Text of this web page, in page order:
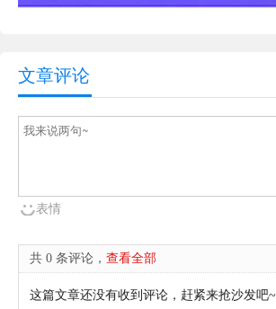
文章评论
表情
共 0 条评论， 查看全部
这篇文章还没有收到评论，赶紧来抢沙发吧~